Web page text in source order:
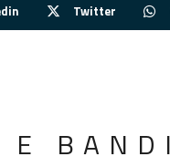
Twitter